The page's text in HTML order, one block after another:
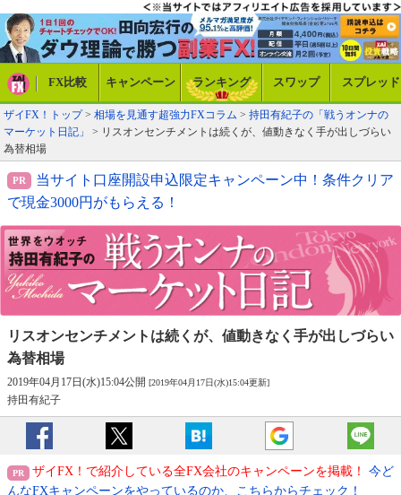
FX比較 キャンペーン ランキング スワップ スプレッド
ザイFX！トップ> 相場を見通す超強力FXコラム > 持田有紀子の「戦うオンナの
マーケット日記」
> リスオンセンチメントは続くが、値動きなく手が出しづらい
為替相場
当サイト口座開設申込限定キャンペーン中！条件クリア
で現金3000円がもらえる！
リスオンセンチメントは続くが、 値動きなく手が出しづらい
為替相場
2019年04月17日(水)15:04公開 [2019年04月17日(水)15:04更新]
持田有紀子
ザイFX！で紹介している全FX会社のキャンペーンを掲載！
今ど
んなFXキャンペーンをやっているのか、こちらからチェック！